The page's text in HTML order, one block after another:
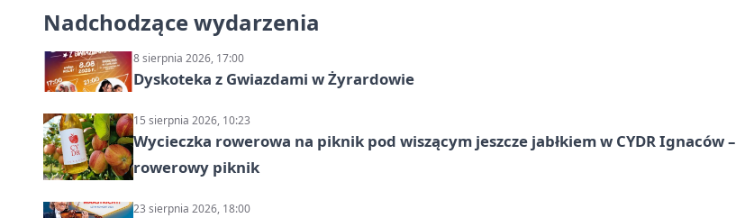
Nadchodzące wydarzenia
8 sierpnia 2026, 17:00
Dyskoteka z Gwiazdami w Żyrardowie
15 sierpnia 2026, 10:23
Wycieczka rowerowa na piknik pod wiszącym jeszcze jabłkiem w CYDR Ignaców –
rowerowy piknik
23 sierpnia 2026, 18:00